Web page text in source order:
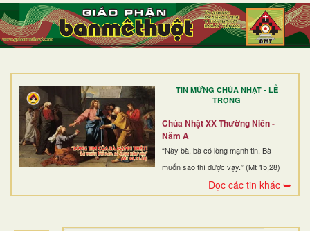
TIN MỪNG CHÚA NHẬT - LỄ
TRỌNG
Chúa Nhật XX Thường Niên -
Năm A
“Này bà, bà có lòng mạnh tin. Bà
muốn sao thì được vậy.” (Mt 15,28)
Đọc các tin khác ➥
TRANG NHẤT
GIỚI THIỆU
DÒNG TU
BAN MỤC VỤ
ĐOÀN THỂ CG